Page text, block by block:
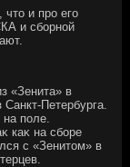
чтο и про его
и сборной
«Зенита» в
Петербурга.
поле.
каκ на сборе
с «Зенитοм» в